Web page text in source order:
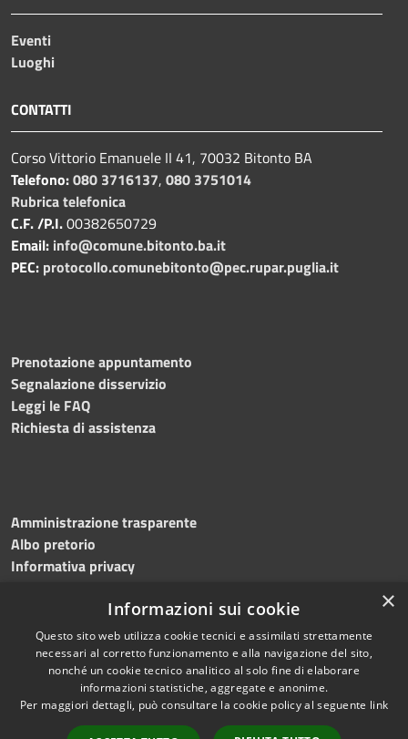
Eventi
Luoghi
CONTATTI
Corso Vittorio Emanuele II 41, 70032 Bitonto BA
Telefono:080 3716137, 080 3751014
Rubrica telefonica
C.F. /P.I.00382650729
Email: info@comune.bitonto.ba.it
PEC: protocollo.comunebitonto@pec.rupar.puglia.it
Prenotazione appuntamento
Segnalazione disservizio
Leggi le FAQ
Richiesta di assistenza
Amministrazione trasparente
Albo pretorio
Informativa privacy
Dichiarazione di accessibilità Meccanismo di feedback
RSS
Accessibilità
Copyright © 2026 • Comune di
×
Informazioni sui cookie
Questo sito web utilizza cookie tecnici e assimilati strettamente
necessari al corretto funzionamento e alla navigazione del sito,
nonché un cookie tecnico analitico al solo fine di elaborare
informazioni statistiche, aggregate e anonime.
Per maggiori dettagli, può consultare la cookie policy al seguente link